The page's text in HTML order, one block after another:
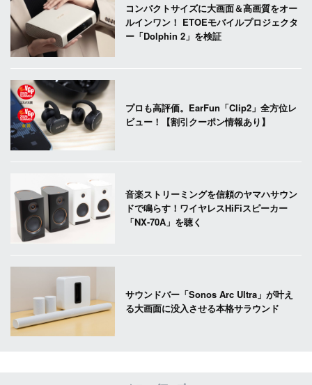
コンパクトサイズに大画面＆高画質をオー
ルインワン！ ETOEモバイルプロジェクタ
ー「Dolphin 2」を検証
プロも高評価。EarFun「Clip2」全方位レ
ビュー！【割引クーポン情報あり】
音楽ストリーミングを信頼のヤマハサウン
ドで鳴らす！ワイヤレスHiFiスピーカー
「NX-70A」を聴く
サウンドバー「Sonos Arc Ultra」が叶え
る大画面に没入させる本格サラウンド